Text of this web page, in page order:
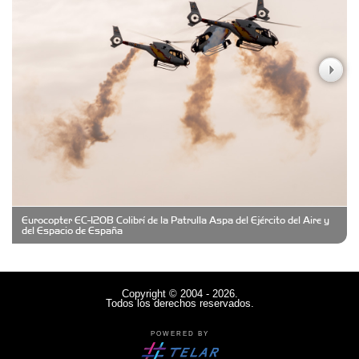
Casa Berta
Clima Castelar
CONSERVAS YAMASIRO
Cubanico´s - Cubanitos Rellenos!
Denisi Market
Eurocopter EC-120B Colibrí de la Patrulla Aspa del Ejército del Aire y
del Espacio de España
Copyright © 2004 - 2026.
Todos los derechos reservados.
POWERED BY